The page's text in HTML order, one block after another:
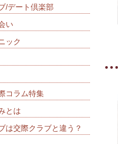
/デート倶楽部
い
ック
コラム特集
とは
は交際クラブと違う？